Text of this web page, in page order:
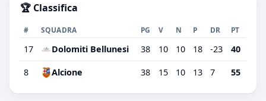
🏆 Classifica
# SQUADRA PG V N P DR PT
17 Dolomiti Bellunesi 38 10 10 18 -23 40
8 Alcione 38 15 10 13 7 55